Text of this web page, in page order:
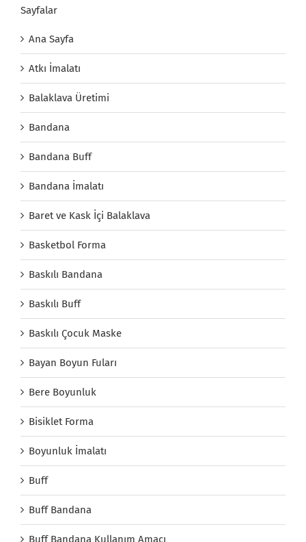
Sayfalar
Ana Sayfa
Atkı İmalatı
Balaklava Üretimi
Bandana
Bandana Buff
Bandana İmalatı
Baret ve Kask İçi Balaklava
Basketbol Forma
Baskılı Bandana
Baskılı Buff
Baskılı Çocuk Maske
Bayan Boyun Fuları
Bere Boyunluk
Bisiklet Forma
Boyunluk İmalatı
Buff
Buff Bandana
Buff Bandana Kullanım Amacı